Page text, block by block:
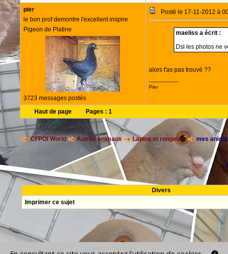
pier
le bon prof demontre l'excellent inspire
Pigeon de Platine
3723 messages postés
Posté le 17-11-2012 à
maeliss a écrit :
Dsl les photos ne
alors t'as pas trouvé ??
--------------------
Pier
Haut de page Pages : 1
CFPOI World Autres animaux Lapins et rongeurs mes
Divers
Imprimer ce sujet